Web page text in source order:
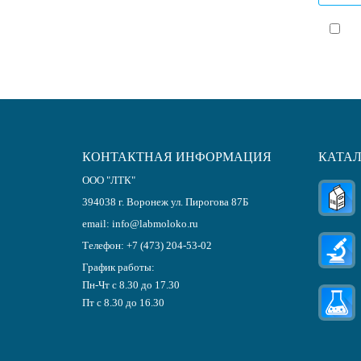
КОНТАКТНАЯ ИНФОРМАЦИЯ
ООО "ЛТК"
394038 г. Воронеж ул. Пирогова 87Б
email: info@labmoloko.ru
Телефон: +7 (473) 204-53-02
График работы:
Пн-Чт с 8.30 до 17.30
Пт с 8.30 до 16.30